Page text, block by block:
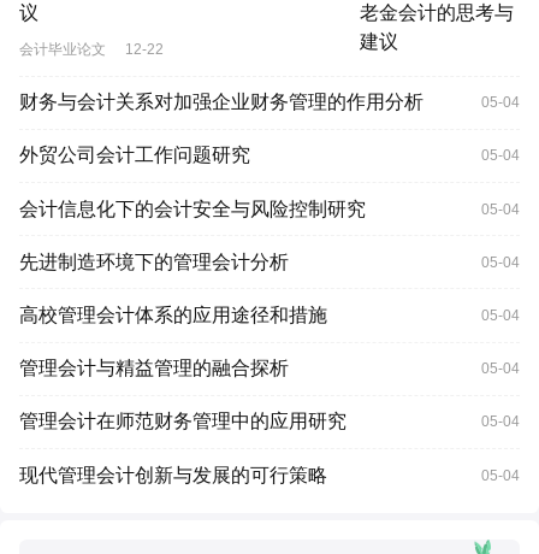
议
会计毕业论文 12-22
财务与会计关系对加强企业财务管理的作用分析 05-04
外贸公司会计工作问题研究 05-04
会计信息化下的会计安全与风险控制研究 05-04
先进制造环境下的管理会计分析 05-04
高校管理会计体系的应用途径和措施 05-04
管理会计与精益管理的融合探析 05-04
管理会计在师范财务管理中的应用研究 05-04
现代管理会计创新与发展的可行策略 05-04